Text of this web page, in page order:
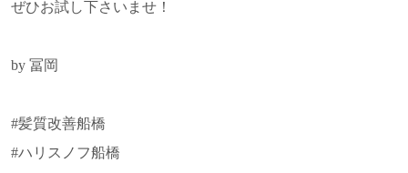
ぜひお試し下さいませ！
by 冨岡
#髪質改善船橋
#ハリスノフ船橋